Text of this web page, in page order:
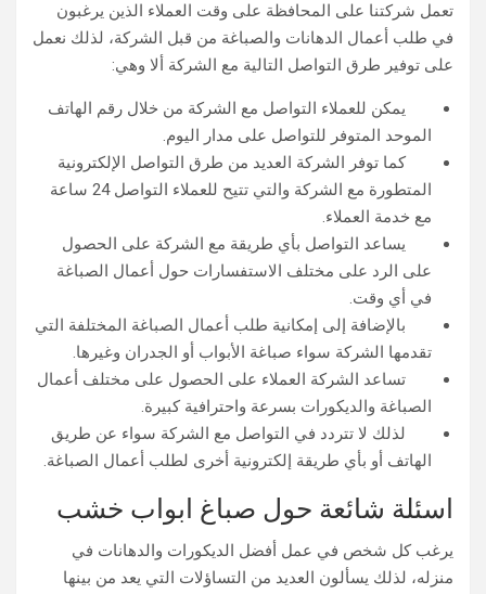
تعمل شركتنا على المحافظة على وقت العملاء الذين يرغبون
في طلب أعمال الدهانات والصباغة من قبل الشركة، لذلك نعمل
على توفير طرق التواصل التالية مع الشركة ألا وهي:
يمكن للعملاء التواصل مع الشركة من خلال رقم الهاتف
الموحد المتوفر للتواصل على مدار اليوم.
كما توفر الشركة العديد من طرق التواصل الإلكترونية
المتطورة مع الشركة والتي تتيح للعملاء التواصل 24 ساعة
مع خدمة العملاء.
يساعد التواصل بأي طريقة مع الشركة على الحصول
على الرد على مختلف الاستفسارات حول أعمال الصباغة
في أي وقت.
بالإضافة إلى إمكانية طلب أعمال الصباغة المختلفة التي
تقدمها الشركة سواء صباغة الأبواب أو الجدران وغيرها.
تساعد الشركة العملاء على الحصول على مختلف أعمال
الصباغة والديكورات بسرعة واحترافية كبيرة.
لذلك لا تتردد في التواصل مع الشركة سواء عن طريق
الهاتف أو بأي طريقة إلكترونية أخرى لطلب أعمال الصباغة.
اسئلة شائعة حول صباغ ابواب خشب
يرغب كل شخص في عمل أفضل الديكورات والدهانات في
منزله، لذلك يسألون العديد من التساؤلات التي يعد من بينها